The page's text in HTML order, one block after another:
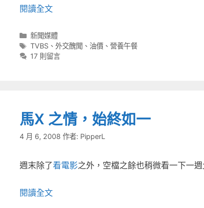
閱讀全文
分
類
新聞媒體
標
籤
TVBS、 外交醜聞 、 油價、 營養午餐
17 則留言
馬X 之情，始終如一
4 月 6, 2008 作者: PipperL
週末除了看電影之外，空檔之餘也稍微看一下一
閱讀全文